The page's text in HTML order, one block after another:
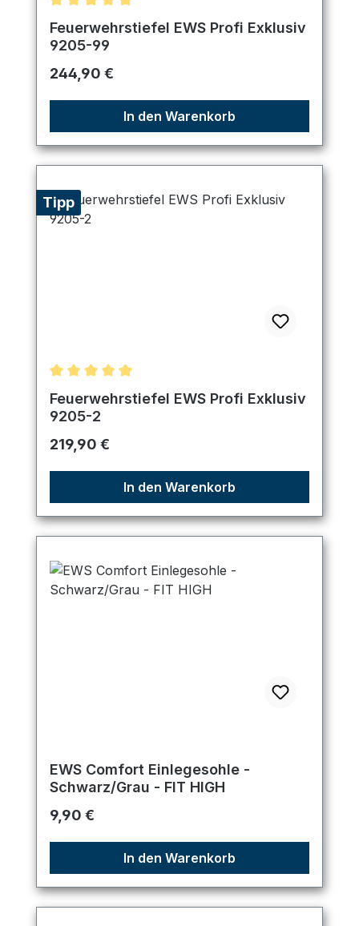
Durchschnittliche Bewertung von 5 von 5 Sternen
Feuerwehrstiefel EWS Profi Exklusiv
9205-99
Regulärer Preis:
244,90 €
In den Warenkorb
Tipp
Durchschnittliche Bewertung von 5 von 5 Sternen
Feuerwehrstiefel EWS Profi Exklusiv
9205-2
Regulärer Preis:
219,90 €
In den Warenkorb
EWS Comfort Einlegesohle -
Schwarz/Grau - FIT HIGH
Regulärer Preis:
9,90 €
In den Warenkorb